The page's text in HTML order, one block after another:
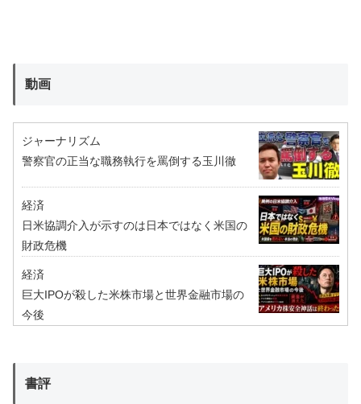
動画
ジャーナリズム
警察官の正当な職務執行を罵倒する玉川徹
経済
日米協調介入が示すのは日本ではなく米国の
財政危機
経済
巨大IPOが殺した米株市場と世界金融市場の
今後
書評